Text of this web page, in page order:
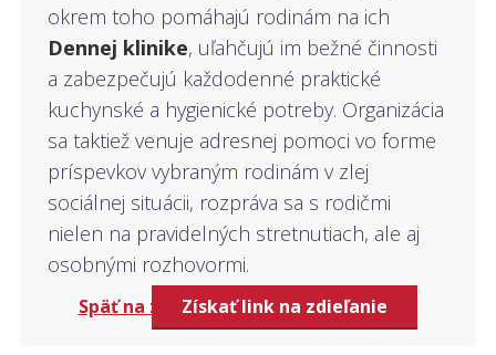
okrem toho pomáhajú rodinám na ich
Dennej klinike, uľahčujú im bežné činnosti
a zabezpečujú každodenné praktické
kuchynské a hygienické potreby. Organizácia
sa taktiež venuje adresnej pomoci vo forme
príspevkov vybraným rodinám v zlej
sociálnej situácii, rozpráva sa s rodičmi
nielen na pravidelných stretnutiach, ale aj
osobnými rozhovormi.
Späť na zoznam firiemZískať link na zdieľanie